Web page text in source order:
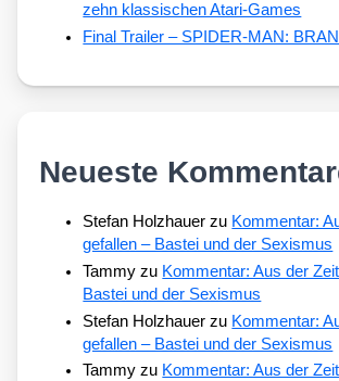
zehn klassischen Atari-Games
Final Trailer – SPIDER-MAN:
Neueste
Stefan Holzhauer zu Kommentar:
gefallen – Bastei und der Sexismus
Tammy zu Kommentar: Aus der
Bastei und der Sexismus
Stefan Holzhauer zu Kommentar:
gefallen – Bastei und der Sexismus
Tammy zu Kommentar: Aus der